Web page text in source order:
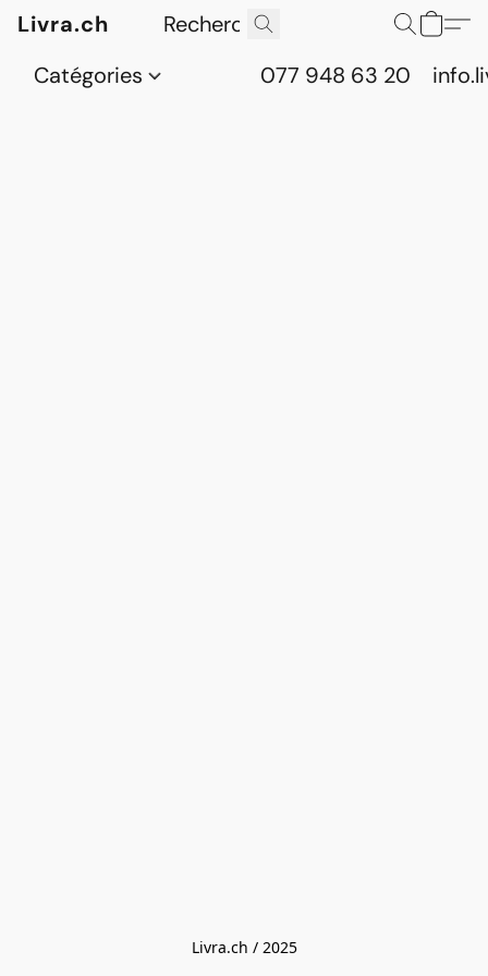
Livra.ch
Catégories
077 948 63 20
Livra.ch / 2025